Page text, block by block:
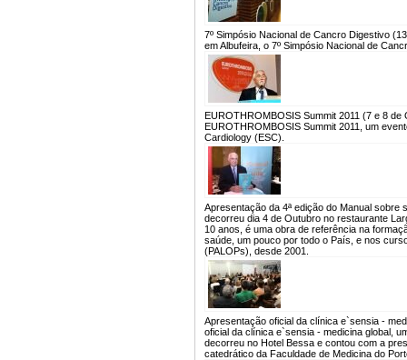
7º Simpósio Nacional de Cancro Digestivo
em Albufeira, o 7º Simpósio Nacional de
EUROTHROMBOSIS Summit 2011 (7 e 8 de
EUROTHROMBOSIS Summit 2011, um
Cardiology (ESC).
Apresentação da 4ª edição do Manual sobre
decorreu dia 4 de Outubro no restaurante
10 anos, é uma obra de referência na
saúde, um pouco por todo o País, e nos
(PALOPs), desde 2001.
Apresentação oficial da clínica e`sensia -
oficial da clínica e`sensia - medicina global,
decorreu no Hotel Bessa e contou com a
catedrático da Faculdade de Medicina do